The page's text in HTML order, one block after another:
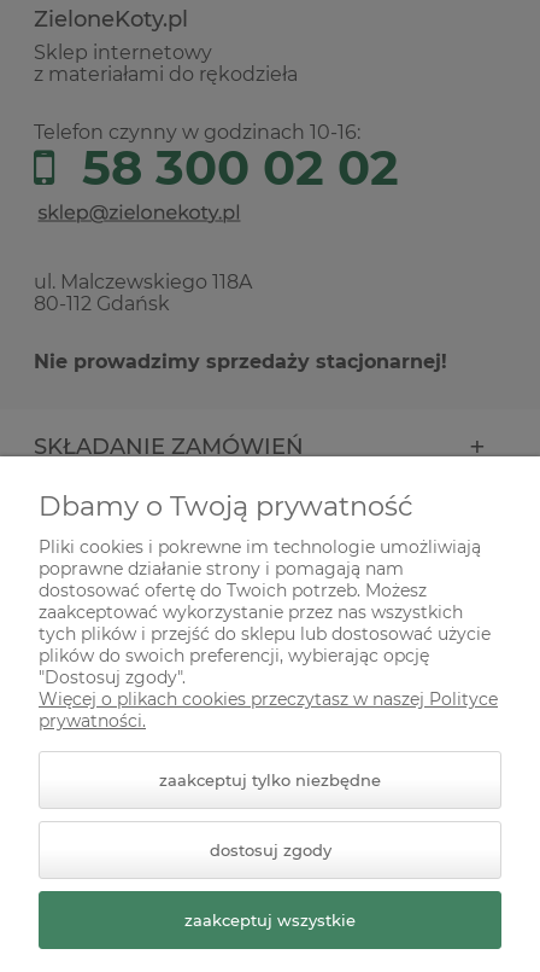
ZieloneKoty.pl
Sklep internetowy
z materiałami do rękodzieła
Telefon czynny w godzinach 10-16:
58 300 02 02
ul. Malczewskiego 118A
80-112 Gdańsk
Nie prowadzimy sprzedaży stacjonarnej!
SKŁADANIE ZAMÓWIEŃ
INFORMACJE
ODWIEDŹ NAS NA
Styl graficzny ShopGadget.pl
Sklep internetowy Shoper
Premium
Dbamy o Twoją prywatność
Pliki cookies i pokrewne im technologie umożliwiają
poprawne działanie strony i pomagają nam
dostosować ofertę do Twoich potrzeb. Możesz
zaakceptować wykorzystanie przez nas wszystkich
tych plików i przejść do sklepu lub dostosować użycie
plików do swoich preferencji, wybierając opcję
"Dostosuj zgody".
Więcej o plikach cookies przeczytasz w naszej Polityce
prywatności.
zaakceptuj tylko niezbędne
dostosuj zgody
zaakceptuj wszystkie